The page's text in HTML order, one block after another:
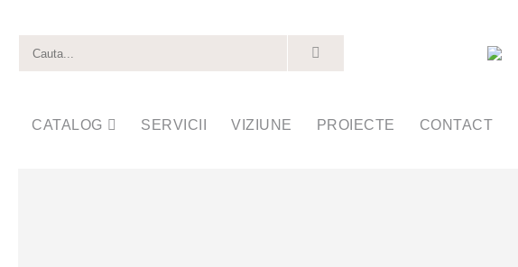
CATALOG SERVICII VIZIUNE PROIECTE CONTACT